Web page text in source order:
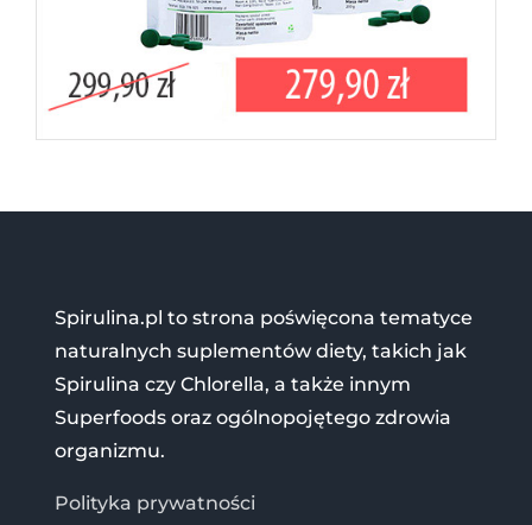
Spirulina.pl to strona poświęcona tematyce
naturalnych suplementów diety, takich jak
Spirulina czy Chlorella, a także innym
Superfoods oraz ogólnopojętego zdrowia
organizmu.
Polityka prywatności